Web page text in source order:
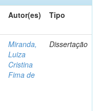
Autor(es) Tipo
Miranda,
Luiza
Cristina
Fima de
Dissertação